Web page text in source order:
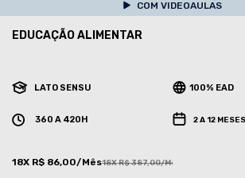
COM VIDEOAULAS
EDUCAÇÃO ALIMENTAR
LATO SENSU 100% EAD
360 A 420H 2 A 12 MESES
18X R$ 86,00/Mês18X R$ 387,00/Mês